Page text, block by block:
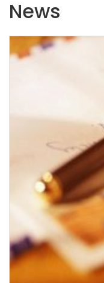
News